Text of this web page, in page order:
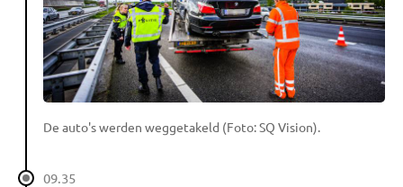
De auto's werden weggetakeld (Foto: SQ Vision).
09.35